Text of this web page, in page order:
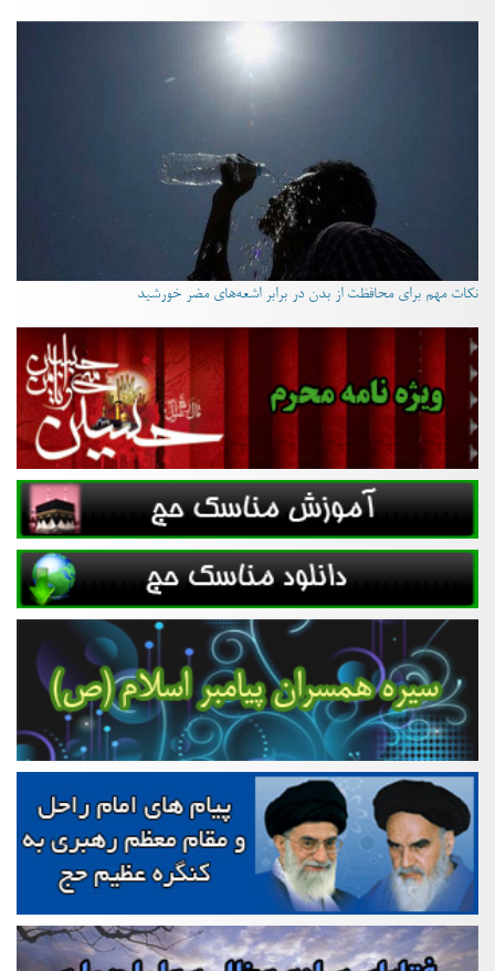
نکات مهم برای محافظت از بدن در برابر اشعه‌های مضر خورشید